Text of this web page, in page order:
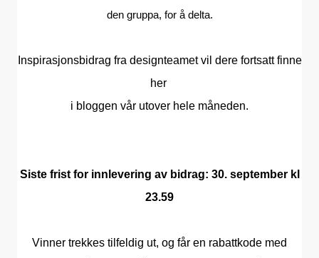
den gruppa, for å delta.
Inspirasjonsbidrag fra designteamet vil dere fortsatt finne
her
i bloggen vår utover hele måneden.
Siste frist for innlevering av bidrag: 30. september kl
23.59
Vinner trekkes tilfeldig ut, og får en rabattkode med